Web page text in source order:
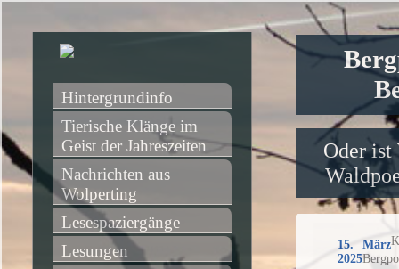
Oder ist
15. März
2025
Hintergrundinfo
Tierische Klänge im
Geist der Jahreszeiten
Nachrichten aus
Wolperting
Lesespaziergänge
Lesungen